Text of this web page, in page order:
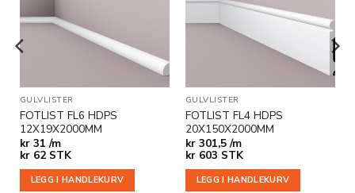
GULVLISTER
FOTLIST FL6 HDPS
12X19X2000MM
kr31 /m
kr62 STK
LEGG I HANDLEKURV
ønskeliste
GULVLISTER
FOTLIST FL4 HDPS
20X150X2000MM
kr301,5 /m
kr603 STK
LEGG I HANDLEKURV
DEKORLISTER